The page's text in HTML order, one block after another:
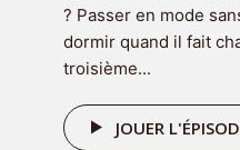
Site web
? Passer en mode
dormir quand il fait
troisième...
JOUER